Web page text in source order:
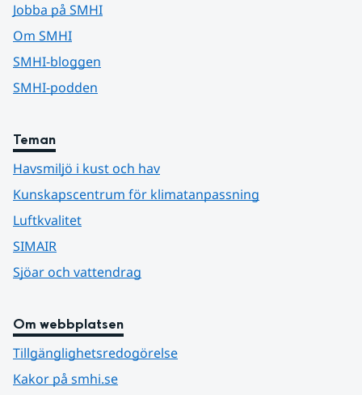
Jobba på SMHI
Om SMHI
SMHI-bloggen
SMHI-podden
Teman
Havsmiljö i kust och hav
Kunskapscentrum för klimatanpassning
Luftkvalitet
SIMAIR
Sjöar och vattendrag
Om webbplatsen
Tillgänglighetsredogörelse
Kakor på smhi.se